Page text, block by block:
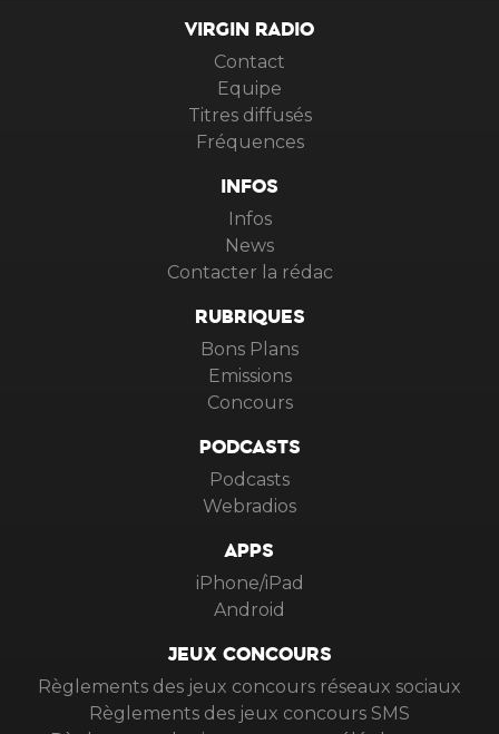
VIRGIN RADIO
Contact
Equipe
Titres diffusés
Fréquences
INFOS
Infos
News
Contacter la rédac
RUBRIQUES
Bons Plans
Emissions
Concours
PODCASTS
Podcasts
Webradios
APPS
iPhone/iPad
Android
JEUX CONCOURS
Règlements des jeux concours réseaux sociaux
Règlements des jeux concours SMS